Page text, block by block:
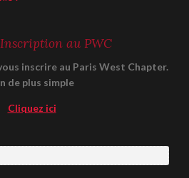
au PWC
inscrire au Paris West Chapter.
de plus simple
Cliquez ici